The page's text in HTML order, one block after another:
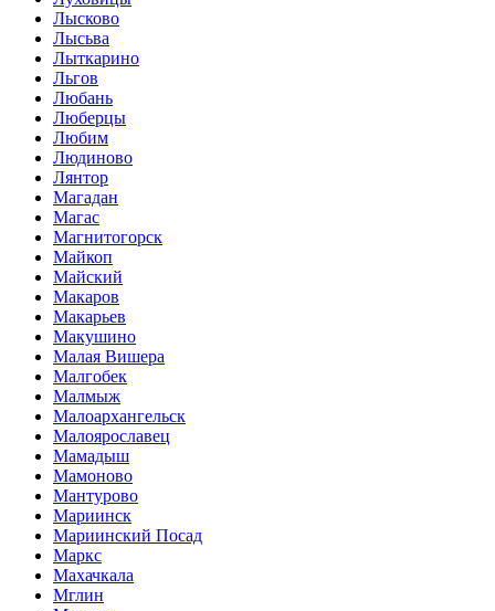
Лысково
Лысьва
Лыткарино
Льгов
Любань
Люберцы
Любим
Людиново
Лянтор
Магадан
Магас
Магнитогорск
Майкоп
Майский
Макаров
Макарьев
Макушино
Малая Вишера
Малгобек
Малмыж
Малоархангельск
Малоярославец
Мамадыш
Мамоново
Мантурово
Мариинск
Мариинский Посад
Маркс
Махачкала
Мглин